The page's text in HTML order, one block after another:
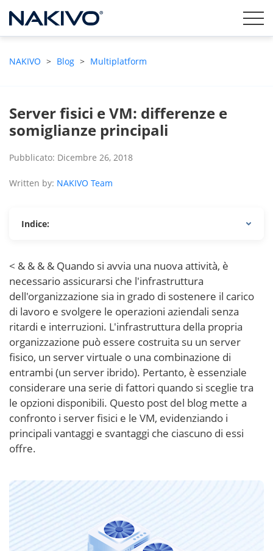
NAKIVO > Blog > Multiplatform
Server fisici e VM: differenze e
somiglianze principali
Pubblicato: Dicembre 26, 2018
Written by: NAKIVO Team
Indice:
< & & & & Quando si avvia una nuova attività, è
necessario assicurarsi che l'infrastruttura
dell'organizzazione sia in grado di sostenere il carico
di lavoro e svolgere le operazioni aziendali senza
ritardi e interruzioni. L'infrastruttura della propria
organizzazione può essere costruita su un server
fisico, un server virtuale o una combinazione di
entrambi (un server ibrido). Pertanto, è essenziale
considerare una serie di fattori quando si sceglie tra
le opzioni disponibili. Questo post del blog mette a
confronto i server fisici e le VM, evidenziando i
principali vantaggi e svantaggi che ciascuno di essi
offre.